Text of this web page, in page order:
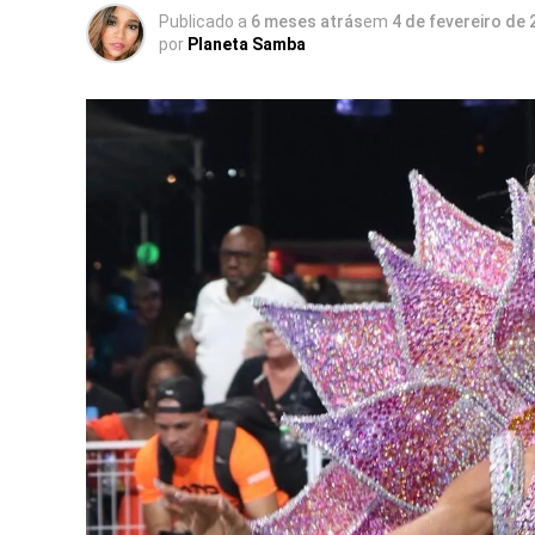
Publicado a 6 meses atrásem 4 de fevereiro de
por Planeta Samba